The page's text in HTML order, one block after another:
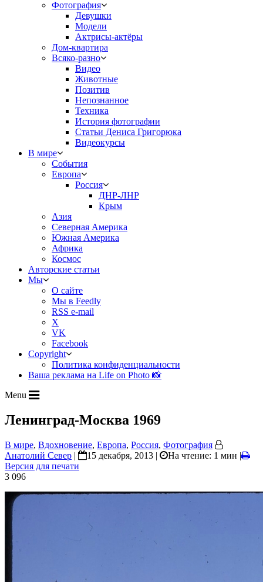
Фотография
Девушки
Модели
Актрисы-актёры
Дом-квартира
Всяко-разно
Видео
Животные
Позитив
Непознанное
Техника
История фотографии
Статьи Дениса Григорюка
Видеокурсы
В мире
События
Европа
Россия
ДНР-ЛНР
Крым
Азия
Северная Америка
Южная Америка
Африка
Космос
Авторские статьи
Мы
О сайте
Мы в Feedly
RSS e-mail
X
VK
Facebook
Copyright
Политика конфиденциальности
Ваша реклама на Life on Photo 📸
Menu
Ленинград-Москва 1969
В мире, Вдохновение, Европа, Россия, Фотография
Анатолий Север | 15 декабря, 2013 | На чтение: 1 мин |
Версия для печати
3 096